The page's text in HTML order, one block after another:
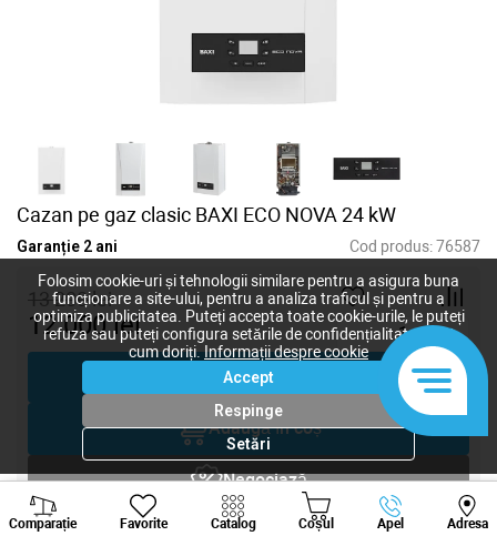
Cazan pe gaz clasic BAXI ECO NOVA 24 kW
Garanție 2 ani Cod produs:76587
13 200lei
12 000lei - +
Cumpără acum
Adaugă în coș
Negociază
Solicitare inginer
Comparație Favorite Catalog Coșul Apel Adresa
Viber Whatsapp
Folosim cookie-uri și tehnologii similare pentru a asigura buna
funcționare a site-ului, pentru a analiza traficul și pentru a
optimiza publicitatea. Puteți accepta toate cookie-urile, le puteți
refuza sau puteți configura setările de confidențialitate după
cum doriți.Informații despre cookie
Accept
Respinge
Setări